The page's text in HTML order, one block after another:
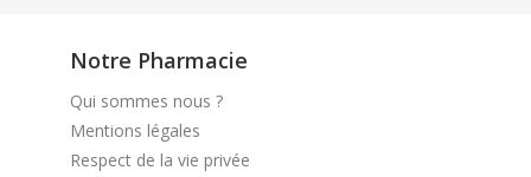
Notre Pharmacie
Qui sommes nous ?
Mentions légales
Respect de la vie privée